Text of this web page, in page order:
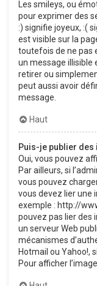
Les smileys, ou
pour exprimer des
:) signifie joyeux, :(
est visible sur la
toutefois de ne pas
un message illisible
retirer ou
peut aussi avoir
message.
Haut
Puis-je publier des
Oui, vous pouvez
Par ailleurs, si
vous pouvez
vous devez lier une
exemple : http://
pouvez pas lier des
un serveur Web
mécanismes
Hotmail ou Yahoo!,
Pour afficher